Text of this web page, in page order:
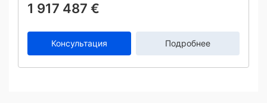
1 917 487 €
Консультация Подробнее